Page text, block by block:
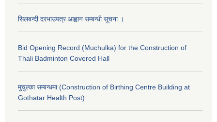
सिलबन्दी दरभाउपत्र आह्वान सम्बन्धी सूचना ।
Bid Opening Record (Muchulka) for the Construction of
Thali Badminton Covered Hall
मुचुल्का सम्बन्धमा (Construction of Birthing Centre Building at
Gothatar Health Post)